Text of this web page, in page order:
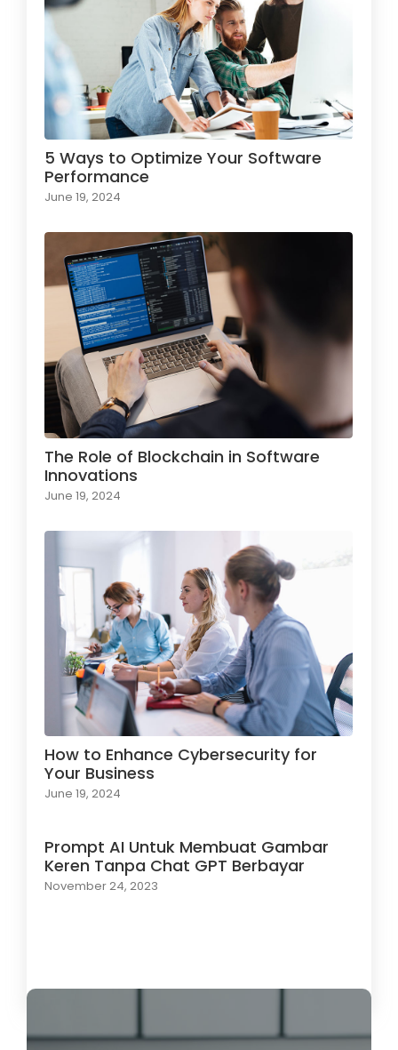
5 Ways to Optimize Your Software
Performance
June 19, 2024
The Role of Blockchain in Software
Innovations
June 19, 2024
How to Enhance Cybersecurity for
Your Business
June 19, 2024
Prompt AI Untuk Membuat Gambar
Keren Tanpa Chat GPT Berbayar
November 24, 2023